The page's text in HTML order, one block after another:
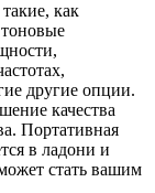
как
другие опции.
качества
Портативная
в ладони и
стать вашим